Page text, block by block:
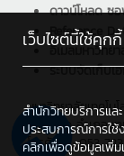
ดาวน์โหลด ซ
Reference
อีเมลมหาวิทยาลั
ระบบจัดเก็บเ
มหาวิทยาลัยเทคโน
ทรายขาว อำเภอพ
โทรศัพท์ : 053
เว็บไซต์นี้ใช้คุกกี้
สำนักวิทยบริการและ
ประสบการณ์การใ
คลิกเพื่อดูข้อมูลเพิ่ม